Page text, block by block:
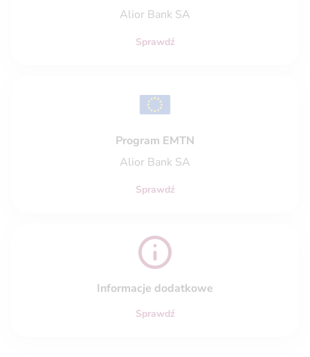
Alior Bank SA
Sprawdź
Program EMTN
Alior Bank SA
Sprawdź
Informacje dodatkowe
Sprawdź